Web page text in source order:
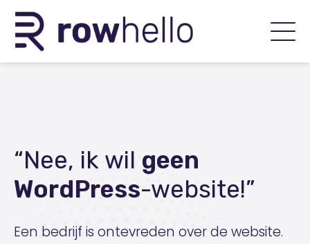
“Nee, ik wil geen
WordPress-website!”
Een bedrijf is ontevreden over de website.